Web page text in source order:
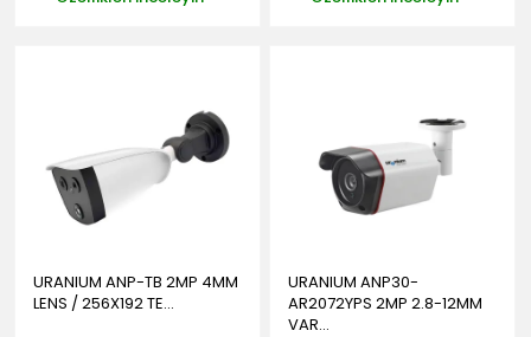
URANIUM ANP-TB 2MP 4MM
LENS / 256X192 TE...
URANIUM ANP30-
AR2072YPS 2MP 2.8-12MM
VAR...